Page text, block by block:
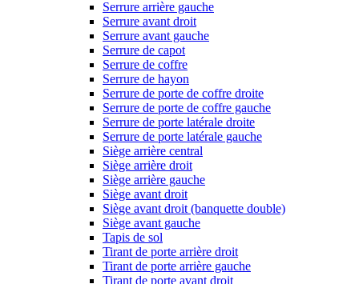
Serrure arrière gauche
Serrure avant droit
Serrure avant gauche
Serrure de capot
Serrure de coffre
Serrure de hayon
Serrure de porte de coffre droite
Serrure de porte de coffre gauche
Serrure de porte latérale droite
Serrure de porte latérale gauche
Siège arrière central
Siège arrière droit
Siège arrière gauche
Siège avant droit
Siège avant droit (banquette double)
Siège avant gauche
Tapis de sol
Tirant de porte arrière droit
Tirant de porte arrière gauche
Tirant de porte avant droit